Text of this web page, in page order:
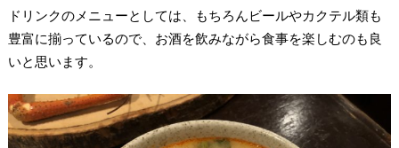
ドリンクのメニューとしては、もちろんビールやカクテル類も
豊富に揃っているので、お酒を飲みながら食事を楽しむのも良
いと思います。